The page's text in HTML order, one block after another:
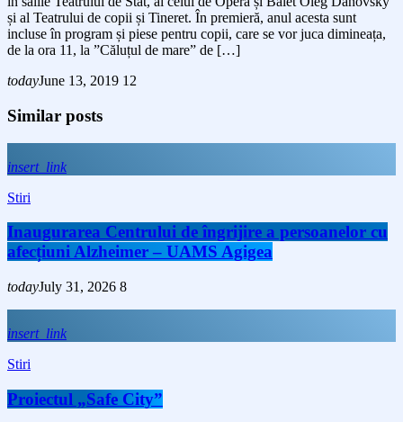
și al Teatrului de copii și Tineret. În premieră, anul acesta sunt
incluse în program și piese pentru copii, care se vor juca dimineața,
de la ora 11, la ”Căluțul de mare” de […]
todayJune 13, 2019 12
Similar posts
insert_link
Stiri
Inaugurarea Centrului de îngrijire a persoanelor cu
afecțiuni Alzheimer – UAMS Agigea
todayJuly 31, 2026 8
insert_link
Stiri
Proiectul „Safe City”